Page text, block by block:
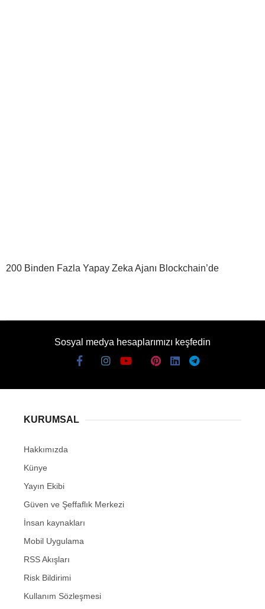
200 Binden Fazla Yapay Zeka Ajanı Blockchain’de
Sosyal medya hesaplarımızı keşfedin
KURUMSAL
Hakkımızda
Künye
Yayın Ekibi
Güven ve Şeffaflık Merkezi
İnsan kaynakları
Mobil Uygulama
RSS Akışları
Risk Bildirimi
Kullanım Sözleşmesi